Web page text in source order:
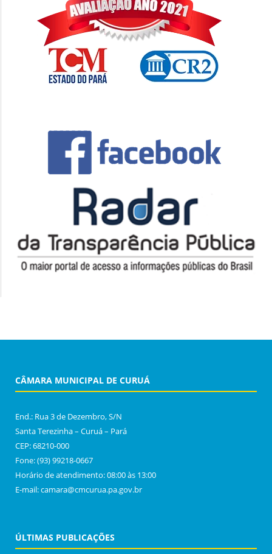
CÂMARA MUNICIPAL DE CURUÁ
End.: Rua 3 de Dezembro, S/N
Santa Terezinha – Curuá – Pará
CEP: 68210-000
Fone: (93) 99218-0667
Horário de atendimento: 08:00 às 13:00
E-mail: camara@cmcurua.pa.gov.br
ÚLTIMAS PUBLICAÇÕES